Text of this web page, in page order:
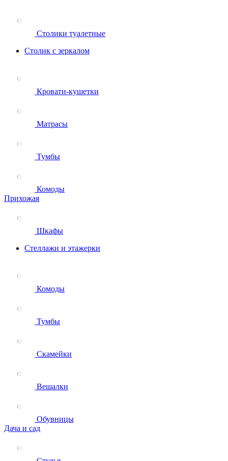
Столики туалетные
Столик с зеркалом
Кровати-кушетки
Матрасы
Тумбы
Комоды
Прихожая
Шкафы
Стеллажи и этажерки
Комоды
Тумбы
Скамейки
Вешалки
Обувницы
Дача и сад